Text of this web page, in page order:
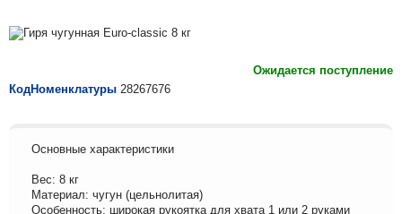
Ожидается поступление
КодНоменклатуры 28267676
Основные характеристики
Вес: 8 кг
Материал: чугун (цельнолитая)
Особенность: широкая рукоятка для хвата 1 или 2 руками